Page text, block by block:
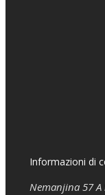
Informazioni di
Nemanjina 57 A